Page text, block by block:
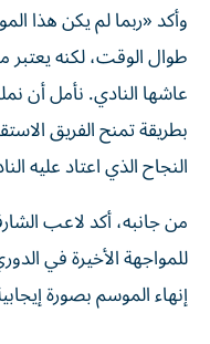
وأكد «ربما لم يكن هذا
طوال الوقت، لكنه يعتبر
عاشها النادي. نأمل أن
بطريقة تمنح الفريق
النجاح الذي اعتاد عليه
من جانبه، أكد لاعب
للمواجهة الأخيرة في
إنهاء الموسم بصورة